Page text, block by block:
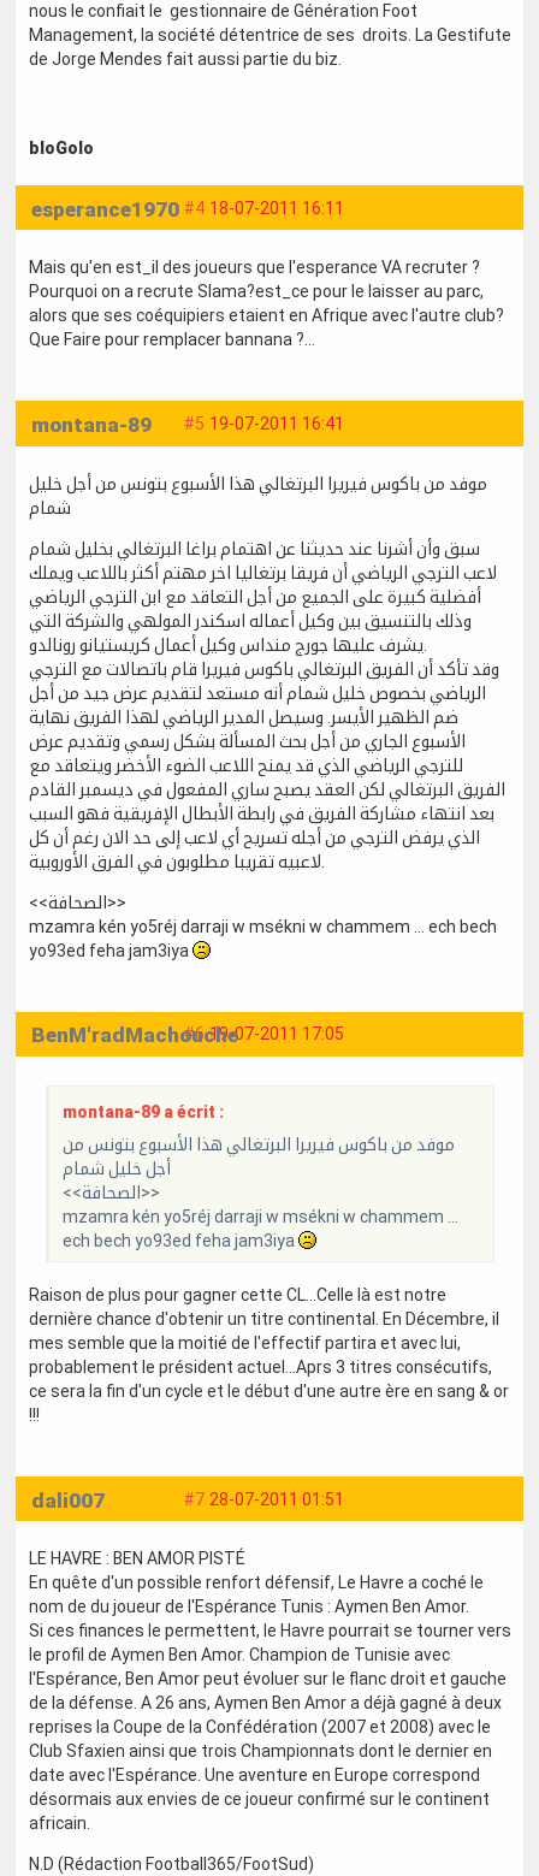
nous le confiait le gestionnaire de Génération Foot
Management, la société détentrice de ses droits. La Gestifute
de Jorge Mendes fait aussi partie du biz.
bloGolo
#4 18-07-2011 16:11
esperance1970
Mais qu'en est_il des joueurs que l'esperance VA recruter ?
Pourquoi on a recrute Slama?est_ce pour le laisser au parc,
alors que ses coéquipiers etaient en Afrique avec l'autre club?
Que Faire pour remplacer bannana ?…
#5 19-07-2011 16:41
montana-89
موفد من باكوس فيريرا البرتغالي هذا الأسبوع بتونس من أجل خليل
شمام
سبق وأن أشرنا عند حديثنا عن اهتمام براغا البرتغالي بخليل شمام
لاعب الترجي الرياضي أن فريقا برتغاليا اخر مهتم أكثر باللاعب ويملك
أفضلية كبيرة على الجميع من أجل التعاقد مع ابن الترجي الرياضي
وذلك بالتنسيق بين وكيل أعماله اسكندر المولهي والشركة التي
وقد تأكد أن الفريق البرتغالي باكوس فيريرا قام باتصالات مع الترجي
الرياضي بخصوص خليل شمام أنه مستعد لتقديم عرض جيد من أجل
ضم الظهير الأيسر. وسيصل المدير الرياضي لهذا الفريق نهاية
الأسبوع الجاري من أجل بحث المسألة بشكل رسمي وتقديم عرض
للترجي الرياضي الذي قد يمنح اللاعب الضوء الأخضر ويتعاقد مع
الفريق البرتغالي لكن العقد يصبح ساري المفعول في ديسمبر القادم
بعد انتهاء مشاركة الفريق في رابطة الأبطال الإفريقية فهو السبب
الذي يرفض الترجي من أجله تسريح أي لاعب إلى حد الان رغم أن كل
<<الصحافة>>
mzamra kén yo5réj darraji w msékni w chammem ... ech bech
yo93ed feha jam3iya
#6 19-07-2011 17:05
BenM'radMachouche
montana-89 a écrit :
موفد من باكوس فيريرا البرتغالي هذا الأسبوع بتونس من
أجل خليل شمام
<<الصحافة>>
mzamra kén yo5réj darraji w msékni w chammem ...
ech bech yo93ed feha jam3iya
Raison de plus pour gagner cette CL...Celle là est notre
dernière chance d'obtenir un titre continental. En Décembre, il
mes semble que la moitié de l'effectif partira et avec lui,
probablement le président actuel...Aprs 3 titres consécutifs,
ce sera la fin d'un cycle et le début d'une autre ère en sang & or
!!!
#7 28-07-2011 01:51
dali007
LE HAVRE : BEN AMOR PISTÉ
En quête d'un possible renfort défensif, Le Havre a coché le
nom de du joueur de l'Espérance Tunis : Aymen Ben Amor.
Si ces finances le permettent, le Havre pourrait se tourner vers
le profil de Aymen Ben Amor. Champion de Tunisie avec
l'Espérance, Ben Amor peut évoluer sur le flanc droit et gauche
de la défense. A 26 ans, Aymen Ben Amor a déjà gagné à deux
reprises la Coupe de la Confédération (2007 et 2008) avec le
Club Sfaxien ainsi que trois Championnats dont le dernier en
date avec l'Espérance. Une aventure en Europe correspond
désormais aux envies de ce joueur confirmé sur le continent
africain.
N.D (Rédaction Football365/FootSud)